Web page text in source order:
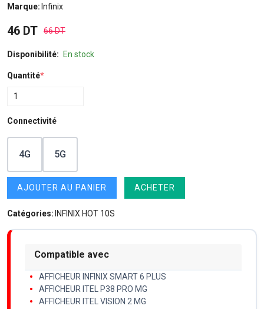
Marque: Infinix
46 DT 66 DT
Disponibilité: En stock
Quantité*
Connectivité
4G 5G
AJOUTER AU PANIER ACHETER
Catégories: INFINIX HOT 10S
Compatible avec
AFFICHEUR INFINIX SMART 6 PLUS
AFFICHEUR ITEL P38 PRO MG
AFFICHEUR ITEL VISION 2 MG